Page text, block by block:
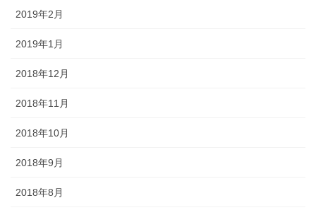
2019年2月
2019年1月
2018年12月
2018年11月
2018年10月
2018年9月
2018年8月